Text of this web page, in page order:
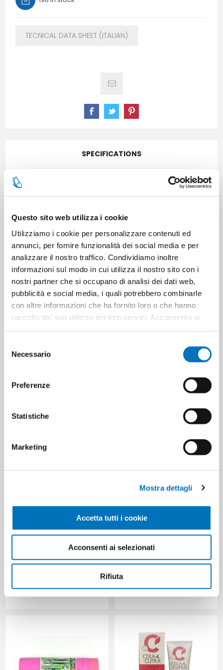
Questo sito web utilizza i cookie
Utilizziamo i cookie per personalizzare contenuti ed
annunci, per fornire funzionalità dei social media e per
analizzare il nostro traffico. Condividiamo inoltre
informazioni sul modo in cui utilizza il nostro sito con i
nostri partner che si occupano di analisi dei dati web,
pubblicità e social media, i quali potrebbero combinarle
con altre informazioni che ha fornito loro o che hanno
raccolto dal suo utilizzo dei loro servizi. Acconsenta ai
delNecessario
Preferenze
Statistiche
Marketing
Mostra dettagli
Accetta tutti i cookie
Acconsenti ai selezionati
Rifiuta
TECNICAL DATA SHEET (ITALIAN)
SPECIFICATIONS
Cartons for pallets 96
Cartons for layer 24
Minimum sale 6
8005283015903
CUSTOMERS WHO BOUGHT
THIS ITEM ALSO BOUGHT
BIOREPAIR DENTIFRICIO ML 75
NOTTE ADVANCED
TESORI D'ORIENTE REED
DIFFUSER ML 200 HAMMAM